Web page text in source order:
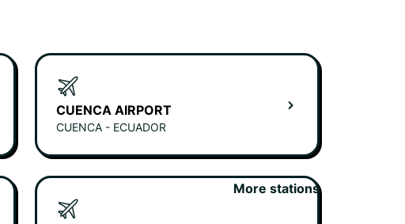
CUENCA AIRPORT
CUENCA - ECUADOR
More stations